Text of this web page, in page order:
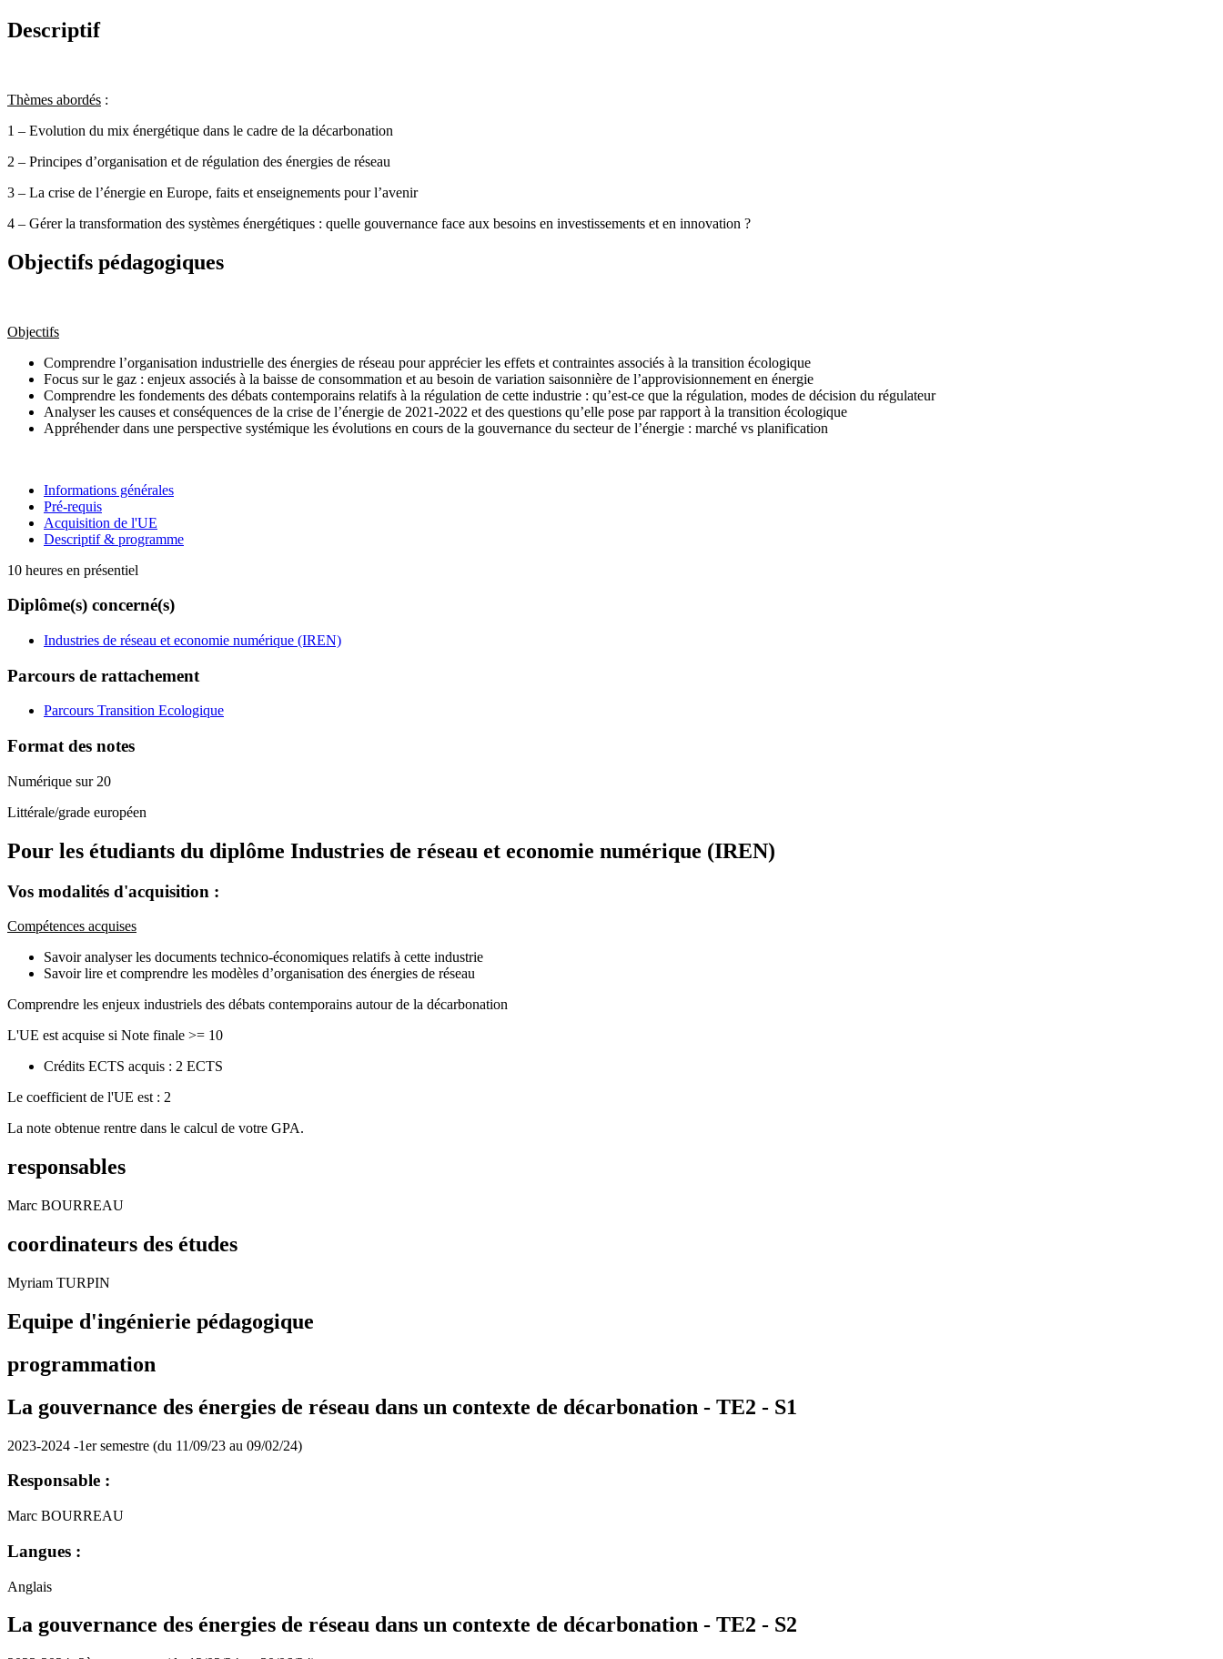
Descriptif
Thèmes abordés :
1 – Evolution du mix énergétique dans le cadre de la décarbonation
2 – Principes d’organisation et de régulation des énergies de réseau
3 – La crise de l’énergie en Europe, faits et enseignements pour l’avenir
4 – Gérer la transformation des systèmes énergétiques : quelle gouvernance face aux besoins en investissements et en innovation ?
Objectifs pédagogiques
Objectifs
Comprendre l’organisation industrielle des énergies de réseau pour apprécier les effets et contraintes associés à la transition écologique
Focus sur le gaz : enjeux associés à la baisse de consommation et au besoin de variation saisonnière de l’approvisionnement en énergie
Comprendre les fondements des débats contemporains relatifs à la régulation de cette industrie : qu’est-ce que la régulation, modes de décision du régulateur
Analyser les causes et conséquences de la crise de l’énergie de 2021-2022 et des questions qu’elle pose par rapport à la transition écologique
Appréhender dans une perspective systémique les évolutions en cours de la gouvernance du secteur de l’énergie : marché vs planification
Informations générales
Pré-requis
Acquisition de l'UE
Descriptif & programme
10 heures en présentiel
Diplôme(s) concerné(s)
Industries de réseau et economie numérique (IREN)
Parcours de rattachement
Parcours Transition Ecologique
Format des notes
Numérique sur 20
Littérale/grade européen
Pour les étudiants du diplôme Industries de réseau et economie numérique (IREN)
Vos modalités d'acquisition :
Compétences acquises
Savoir analyser les documents technico-économiques relatifs à cette industrie
Savoir lire et comprendre les modèles d’organisation des énergies de réseau
Comprendre les enjeux industriels des débats contemporains autour de la décarbonation
L'UE est acquise si Note finale >= 10
Crédits ECTS acquis : 2 ECTS
Le coefficient de l'UE est : 2
La note obtenue rentre dans le calcul de votre GPA.
responsables
Marc BOURREAU
coordinateurs des études
Myriam TURPIN
Equipe d'ingénierie pédagogique
programmation
La gouvernance des énergies de réseau dans un contexte de décarbonation - TE2 - S1
2023-2024 -1er semestre (du 11/09/23 au 09/02/24)
Responsable :
Marc BOURREAU
Langues :
Anglais
La gouvernance des énergies de réseau dans un contexte de décarbonation - TE2 - S2